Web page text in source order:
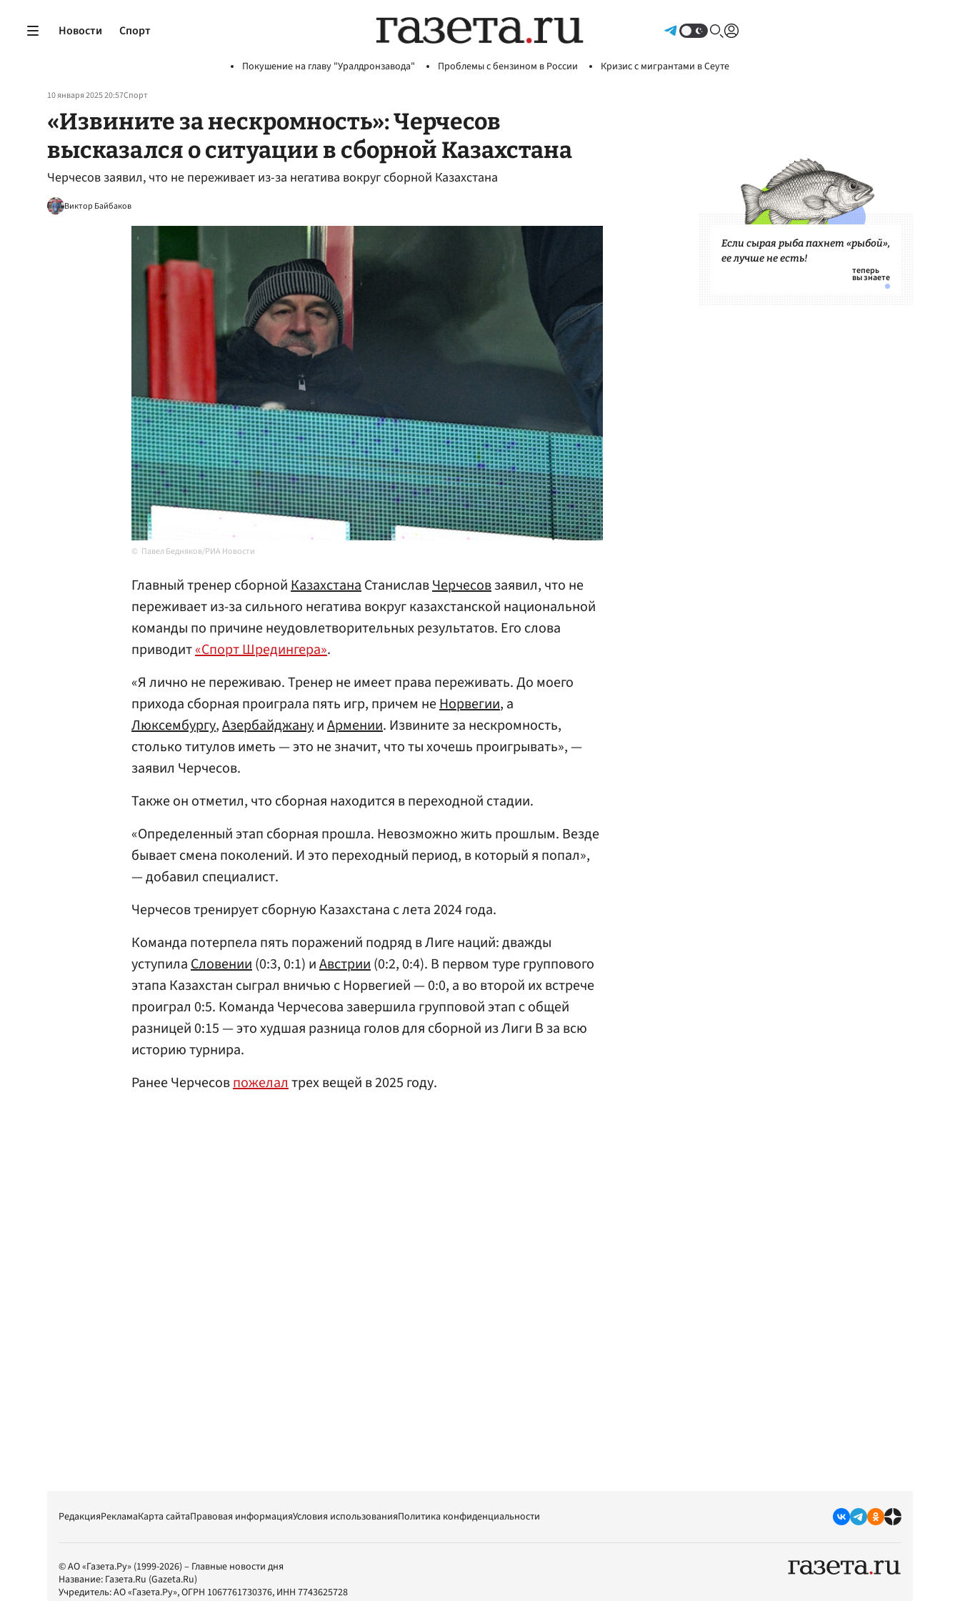
Новости Спорт
Покушение на главу "Уралдронзавода" Проблемы с бензином в России Кризис с мигрантами в Сеуте
10 января 2025 20:57Спорт
«Извините за нескромность»: Черчесов
высказался о ситуации в сборной Казахстана
Черчесов заявил, что не переживает из-за негатива вокруг сборной Казахстана
Виктор Байбаков
Павел Бедняков/РИА Новости
Главный тренер сборнойКазахстанаСтаниславЧерчесовзаявил, что не
переживает из-за сильного негатива вокруг казахстанской национальной
команды по причине неудовлетворительных результатов. Его слова
приводит«Спорт Шредингера».
«Я лично не переживаю. Тренер не имеет права переживать. До моего
прихода сборная проиграла пять игр, причем неНорвегии, а
Люксембургу,АзербайджануиАрмении. Извините за нескромность,
столько титулов иметь — это не значит, что ты хочешь проигрывать», —
заявил Черчесов.
Также он отметил, что сборная находится в переходной стадии.
«Определенный этап сборная прошла. Невозможно жить прошлым. Везде
бывает смена поколений. И это переходный период, в который я попал»,
— добавил специалист.
Черчесов тренирует сборную Казахстана с лета 2024 года.
Команда потерпела пять поражений подряд в Лиге наций: дважды
уступилаСловении(0:3, 0:1) иАвстрии(0:2, 0:4). В первом туре группового
этапа Казахстан сыграл вничью с Норвегией — 0:0, а во второй их встрече
проиграл 0:5. Команда Черчесова завершила групповой этап с общей
разницей 0:15 — это худшая разница голов для сборной из Лиги В за всю
историю турнира.
Ранее Черчесовпожелалтрех вещей в 2025 году.
Если сырая рыба пахнет «рыбой»,
ее лучше не есть!
РедакцияРекламаКарта сайтаПравовая информацияУсловия использованияПолитика конфиденциальности
© АО «Газета.Ру» (1999-2026) – Главные новости дня
Название: Газета.Ru (Gazeta.Ru)
Учредитель:АО «Газета.Ру», ОГРН 1067761730376, ИНН 7743625728